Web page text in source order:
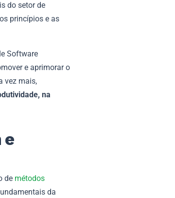
do setor de
princípios e as
Software
e aprimorar o
vez mais,
na
e
de métodos
da